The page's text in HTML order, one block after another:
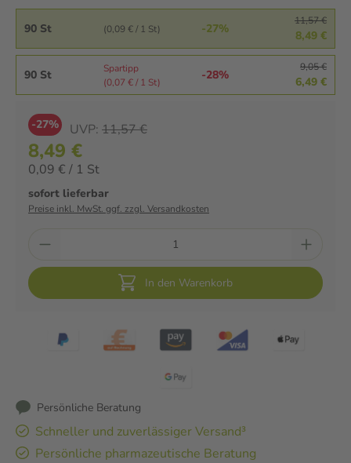
90 St (0,09 € / 1 St) -27%
11,57 €
8,49 €
90 St
Spartipp
(0,07 € / 1 St)
-28%
9,05 €
6,49 €
-27% UVP: 11,57 €
8,49 €
0,09 € / 1 St
sofort lieferbar
Preise inkl. MwSt. ggf. zzgl. Versandkosten
In den Warenkorb
Persönliche Beratung
Schneller und zuverlässiger Versand³
Persönliche pharmazeutische Beratung